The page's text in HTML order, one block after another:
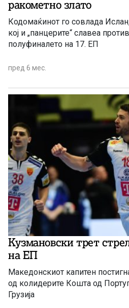
ракометно злато
Кодомаќинот го совлада
кој и „панцерите“ славеа
полуфиналето на 17. ЕП
пред 6 мес.
Кузмановски трет
на ЕП
Македонскиот капитен
од колидерите Кошта од
Грузија